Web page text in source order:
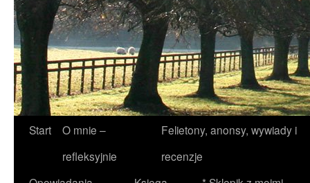
Przejdź
Start
O mnie –
refleksyjnie
Felietony, anonsy, wywiady i
recenzje